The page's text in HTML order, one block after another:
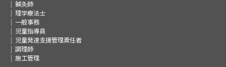
鍼灸師
理学療法士
一般事務
児童指導員
児童発達支援管理責任者
調理師
施工管理